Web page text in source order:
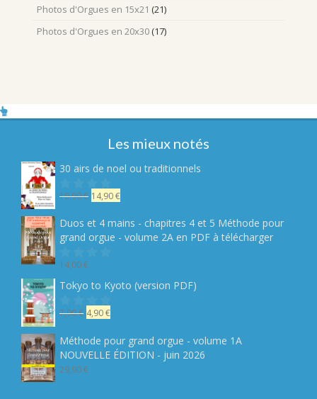
Photos d'Orgues en 15x21 (21)
Photos d'Orgues en 20x30 (17)
Les mieux notés
30 airs de noel ou traditionnels
Notesur
5
19,90€ Le
initial
était :
19,90 €.
14,90€Le
actuel
est :
Duos et 4 mains - chapitres 4 et 5 Méthode pour
grand orgue - volume 2A en PDF à télécharger
Note
5
14,00€
Tokyo to Kyoto (version PDF)
Notesur
5
7,90€ Le
initial
était :
7,90 €.
4,90€Le
actuel
est :
Méthode pour grand orgue - volume 1A
NOUVELLE ÉDITION - juin 2026
29,90€